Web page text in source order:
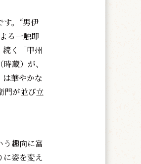
。“男伊
る一触即
く「甲州
蔵）が、
華やかな
門が並び立
う趣向に富
に姿を変え